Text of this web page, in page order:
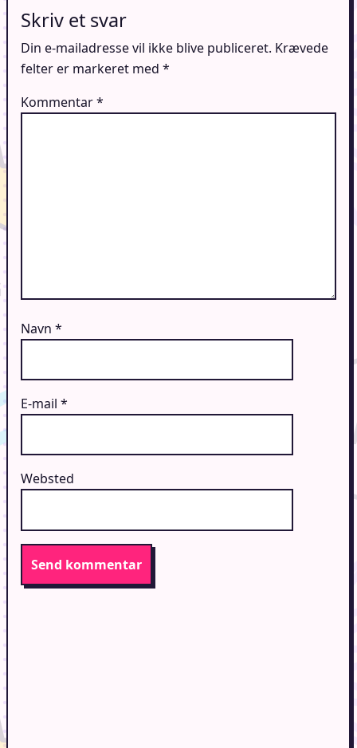
Skriv et svar
Din e-mailadresse vil ikke blive publiceret. Krævede
felter er markeret med *
Kommentar*
Navn *
E-mail *
Websted